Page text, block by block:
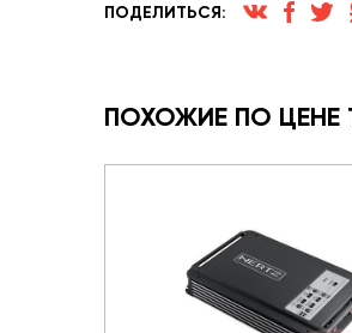
ПОДЕЛИТЬСЯ:
ПОХОЖИЕ ПО ЦЕНЕ